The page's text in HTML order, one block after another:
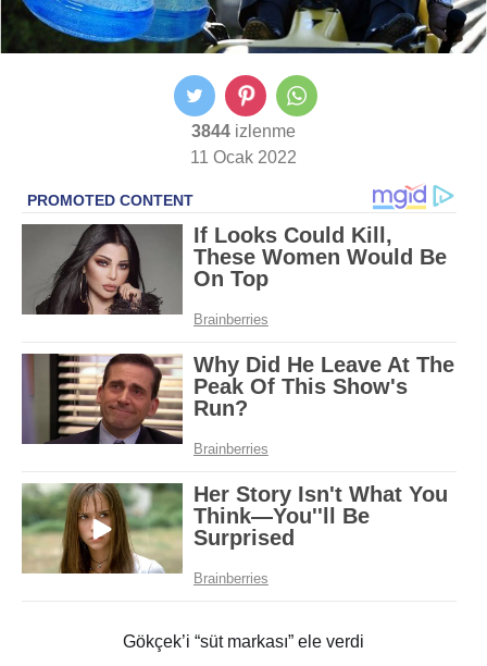
3844 izlenme
11 Ocak 2022
Gökçek’i “süt markası” ele verdi